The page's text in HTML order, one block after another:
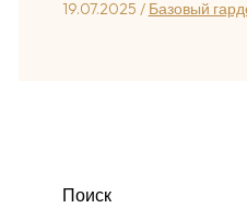
19.07.2025 / Базовый
Поиск